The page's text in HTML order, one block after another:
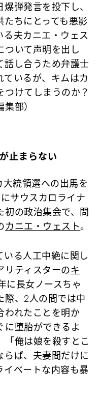
弾発言を投下し、
ちにとっても悪影
夫カニエ・ウェス
ついて声明を出し
話し合うため弁護士
ているが、キムはカ
けてしまうのか？
部）
止まらない
統領選への出馬を
サウスカロライナ
の政治集会で、問
カニエ・ウェスト。
る人工中絶に関し
リティスターのキ
に長女ノースちゃ
際、2人の間では中
われたことを明か
に堕胎ができるよ
「俺は娘を殺すとこ
らば、夫妻間だけに
ベートな内容も暴